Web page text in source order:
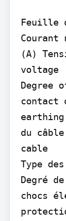
Feuille
(A)
voltage
Degree
contact
earthing
du
cable
Type
Degré
chocs